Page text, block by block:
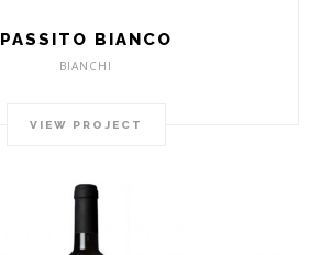
PASSITO BIANCO
BIANCHI
VIEW PROJECT